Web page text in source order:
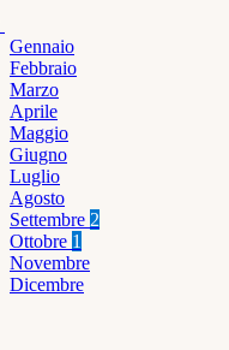
Gennaio
Febbraio
Marzo
Aprile
Maggio
Giugno
Luglio
Agosto
Settembre 2
Ottobre 1
Novembre
Dicembre